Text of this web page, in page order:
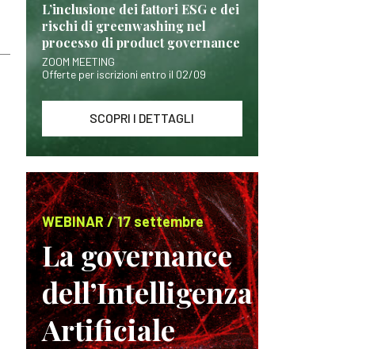
L’inclusione dei fattori ESG e dei
rischi di greenwashing nel
processo di product governance
ZOOM MEETING
Offerte per iscrizioni entro il 02/09
SCOPRI I DETTAGLI
WEBINAR / 17 settembre
La governance
dell’Intelligenza
Artificiale